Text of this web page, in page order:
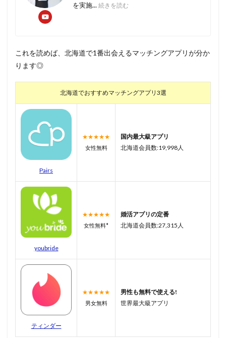
を実施... 続きを読む
これを読めば、北海道で1番出会えるマッチングアプリが分か
ります◎
北海道でおすすめマッチングアプリ3選
Pairs
★★★★★
女性無料
国内最大級アプリ
北海道会員数:19,998人
youbride
★★★★★
女性無料*
婚活アプリの定番
北海道会員数:27,315人
ティンダー
★★★★★
男女無料
男性も無料で使える!
世界最大級アプリ